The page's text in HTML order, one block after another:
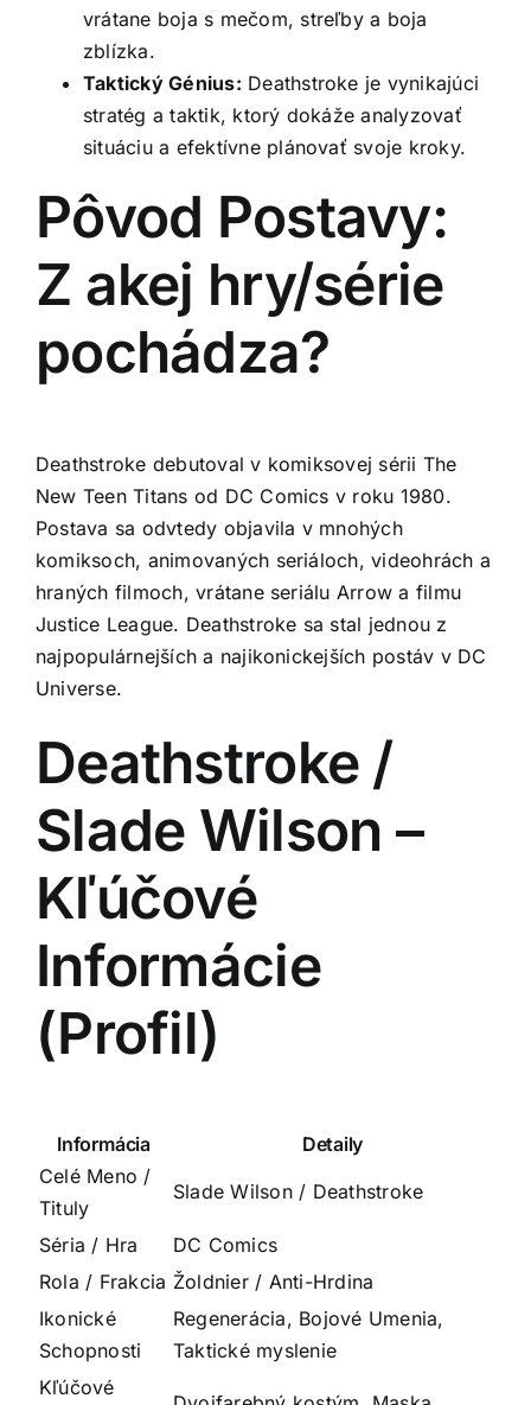
vrátane boja s mečom, streľby a boja
zblízka.
Taktický Génius: Deathstroke je vynikajúci
stratég a taktik, ktorý dokáže analyzovať
situáciu a efektívne plánovať svoje kroky.
Pôvod Postavy:
Z akej hry/série
pochádza?
Deathstroke debutoval v komiksovej sérii The
New Teen Titans od DC Comics v roku 1980.
Postava sa odvtedy objavila v mnohých
komiksoch, animovaných seriáloch, videohrách a
hraných filmoch, vrátane seriálu Arrow a filmu
Justice League. Deathstroke sa stal jednou z
najpopulárnejších a najikonickejších postáv v DC
Universe.
Deathstroke /
Slade Wilson –
Kľúčové
Informácie
(Profil)
Informácia
Detaily
Celé Meno /
Tituly
Slade Wilson / Deathstroke
Séria / Hra
DC Comics
Rola / Frakcia Žoldnier / Anti-Hrdina
Ikonické
Schopnosti
Regenerácia, Bojové Umenia,
Taktické myslenie
Kľúčové